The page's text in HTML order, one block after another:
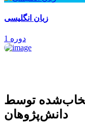
زبان انگلیسی
1 دوره
توسط
دانش‌پژوهان